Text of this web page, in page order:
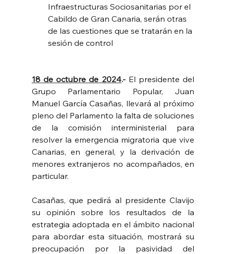
Infraestructuras Sociosanitarias por el
Cabildo de Gran Canaria, serán otras
de las cuestiones que se tratarán en la
sesión de control
18 de octubre de 2024.- El presidente del
Grupo Parlamentario Popular, Juan
Manuel García Casañas, llevará al próximo
pleno del Parlamento la falta de soluciones
de la comisión interministerial para
resolver la emergencia migratoria que vive
Canarias, en general, y la derivación de
menores extranjeros no acompañados, en
particular.
Casañas, que pedirá al presidente Clavijo
su opinión sobre los resultados de la
estrategia adoptada en el ámbito nacional
para abordar esta situación, mostrará su
preocupación por la pasividad del